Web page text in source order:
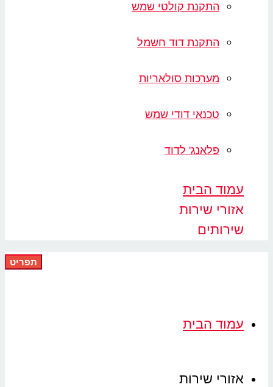
התקנת קולטי שמש
התקנת דוד חשמל
מערכות סולאריות
טכנאי דודי שמש
פלאנג' לדוד
הבית
שירות
הבית
שירות